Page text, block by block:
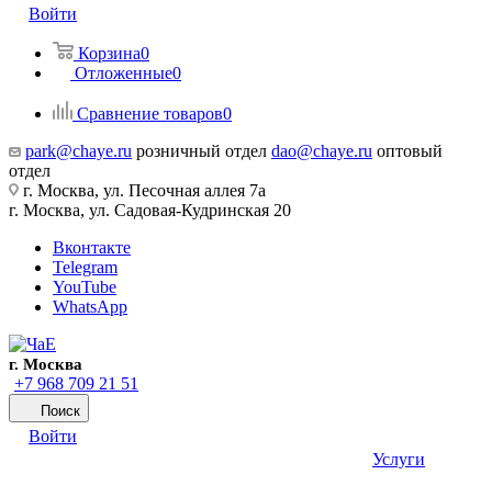
Войти
Корзина0
Отложенные0
Сравнение товаров0
park@chaye.ru розничный отдел dao@chaye.ru оптовый
отдел
г. Москва, ул. Песочная аллея 7а
г. Москва, ул. Садовая-Кудринская 20
Вконтакте
Telegram
YouTube
WhatsApp
г. Москва
+7 968 709 21 51
Поиск
Войти
Услуги